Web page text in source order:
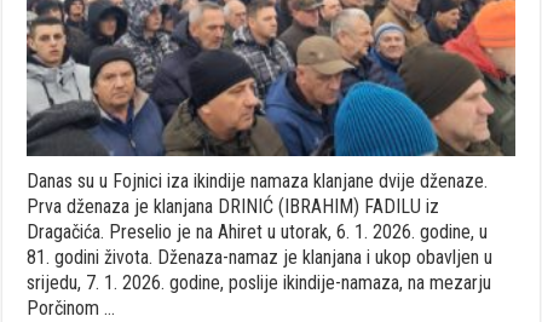
Danas su u Fojnici iza ikindije namaza klanjane dvije dženaze.
Prva dženaza je klanjana DRINIĆ (IBRAHIM) FADILU iz
Dragačića. Preselio je na Ahiret u utorak, 6. 1. 2026. godine, u
81. godini života. Dženaza-namaz je klanjana i ukop obavljen u
srijedu, 7. 1. 2026. godine, poslije ikindije-namaza, na mezarju
Porčinom …